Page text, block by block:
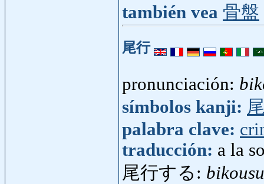
también vea 骨盤
尾行
pronunciación:
símbolos kanji:
palabra clave:
traducción: a la
尾行する: